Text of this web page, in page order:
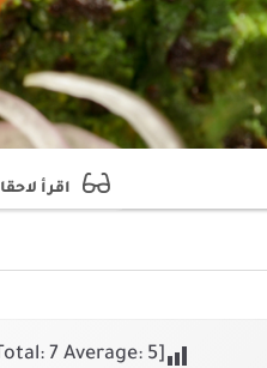
اقرأ لاحقا
[Total:
7 Average: 5